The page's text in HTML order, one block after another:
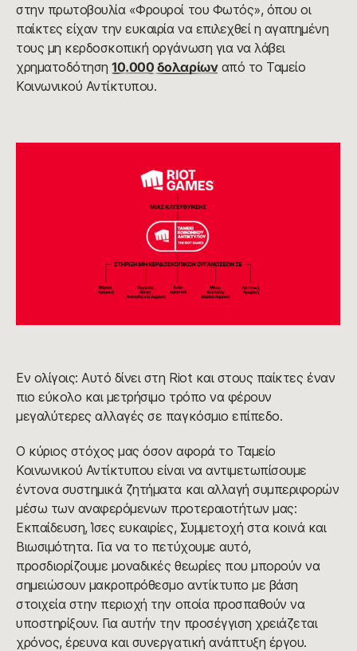
στην πρωτοβουλία «Φρουροί του Φωτός», όπου οι
παίκτες είχαν την ευκαιρία να επιλεχθεί η αγαπημένη
τους μη κερδοσκοπική οργάνωση για να λάβει
χρηματοδότηση10.000 δολαρίωναπό το Ταμείο
Κοινωνικού Αντίκτυπου.
Εν ολίγοις: Αυτό δίνει στη Riot και στους παίκτες έναν
πιο εύκολο και μετρήσιμο τρόπο να φέρουν
μεγαλύτερες αλλαγές σε παγκόσμιο επίπεδο.
Ο κύριος στόχος μας όσον αφορά το Ταμείο
Κοινωνικού Αντίκτυπου είναι να αντιμετωπίσουμε
έντονα συστημικά ζητήματα και αλλαγή συμπεριφορών
μέσω των αναφερόμενων προτεραιοτήτων μας:
Εκπαίδευση, Ίσες ευκαιρίες, Συμμετοχή στα κοινά και
Βιωσιμότητα. Για να το πετύχουμε αυτό,
προσδιορίζουμε μοναδικές θεωρίες που μπορούν να
σημειώσουν μακροπρόθεσμο αντίκτυπο με βάση
στοιχεία στην περιοχή την οποία προσπαθούν να
υποστηρίξουν. Για αυτήν την προσέγγιση χρειάζεται
χρόνος, έρευνα και συνεργατική ανάπτυξη έργου.